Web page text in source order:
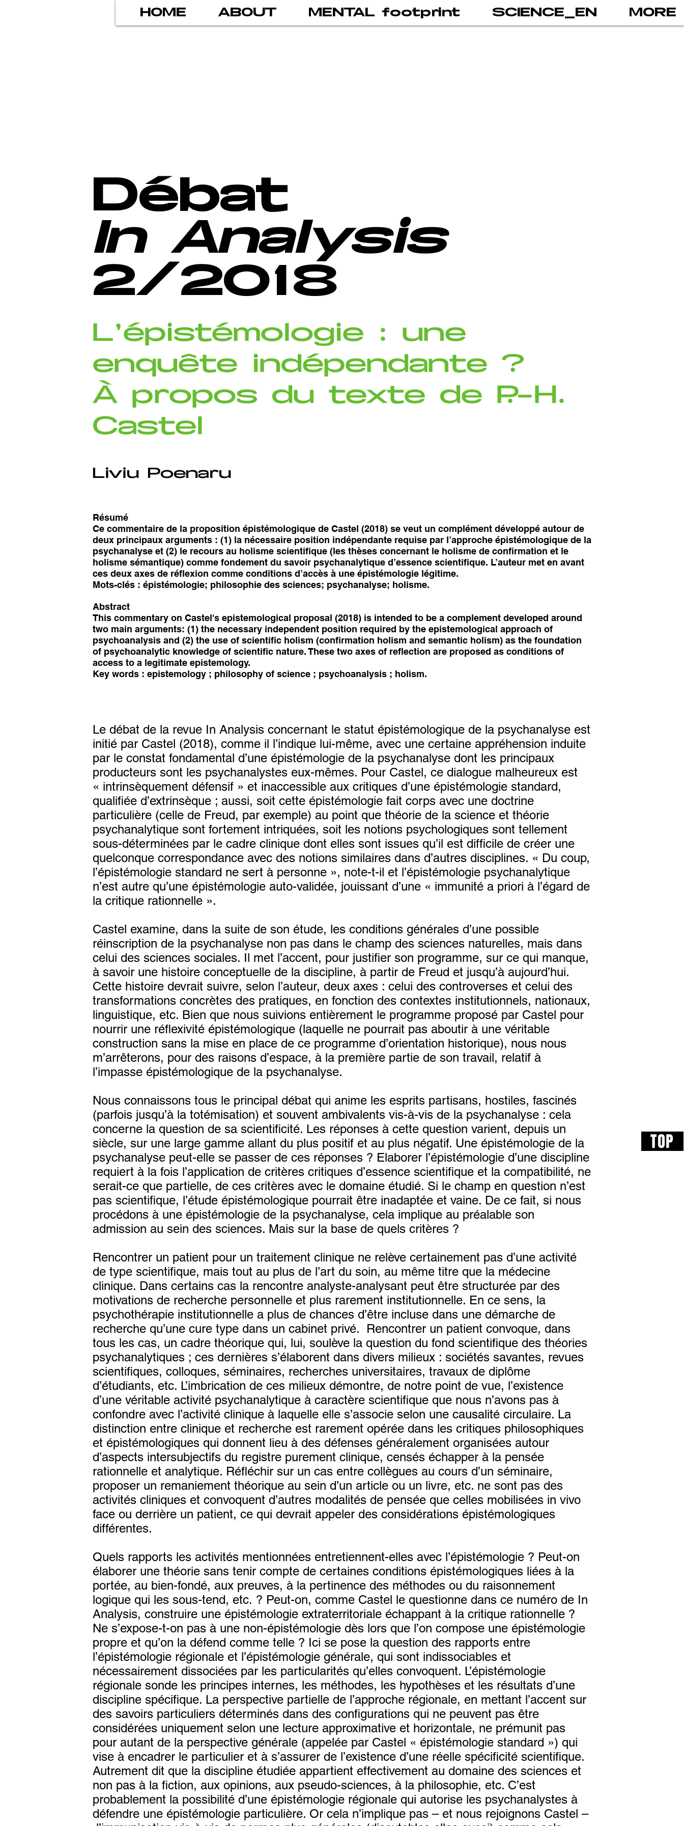
HOME ABOUT MENTAL footprint SCIENCE_EN MORE
TOP
Débat
In Analysis
2/2018
L’épistémologie : une
enquête indépendante ?
À propos du texte de P.-H.
Castel
Liviu Poenaru
Résumé
Ce commentaire de la proposition épistémologique de Castel (2018) se veut un complément développé autour de
deux principaux arguments : (1) la nécessaire position indépendante requise par l’approche épistémologique de la
psychanalyse et (2) le recours au holisme scientifique (les thèses concernant le holisme de confirmation et le
holisme sémantique) comme fondement du savoir psychanalytique d’essence scientifique. L’auteur met en avant
ces deux axes de réflexion comme conditions d’accès à une épistémologie légitime.
Mots-clés : épistémologie; philosophie des sciences; psychanalyse; holisme.
Abstract
This commentary on Castel's epistemological proposal (2018) is intended to be a complement developed around
two main arguments: (1) the necessary independent position required by the epistemological approach of
psychoanalysis and (2) the use of scientific holism (confirmation holism and semantic holism) as the foundation
of psychoanalytic knowledge of scientific nature. These two axes of reflection are proposed as conditions of
access to a legitimate epistemology.
Key words : epistemology ; philosophy of science ; psychoanalysis ; holism.
Le débat de la revue In Analysis concernant le statut épistémologique de la psychanalyse est
initié par Castel (2018), comme il l’indique lui-même, avec une certaine appréhension induite
par le constat fondamental d’une épistémologie de la psychanalyse dont les principaux
producteurs sont les psychanalystes eux-mêmes. Pour Castel, ce dialogue malheureux est
« intrinsèquement défensif » et inaccessible aux critiques d’une épistémologie standard,
qualifiée d’extrinsèque ; aussi, soit cette épistémologie fait corps avec une doctrine
particulière (celle de Freud, par exemple) au point que théorie de la science et théorie
psychanalytique sont fortement intriquées, soit les notions psychologiques sont tellement
sous-déterminées par le cadre clinique dont elles sont issues qu’il est difficile de créer une
quelconque correspondance avec des notions similaires dans d’autres disciplines. « Du coup,
l’épistémologie standard ne sert à personne », note-t-il et l’épistémologie psychanalytique
n’est autre qu’une épistémologie auto-validée, jouissant d’une « immunité a priori à l’égard de
la critique rationnelle ».
Castel examine, dans la suite de son étude, les conditions générales d’une possible
réinscription de la psychanalyse non pas dans le champ des sciences naturelles, mais dans
celui des sciences sociales. Il met l’accent, pour justifier son programme, sur ce qui manque,
à savoir une histoire conceptuelle de la discipline, à partir de Freud et jusqu’à aujourd’hui.
Cette histoire devrait suivre, selon l’auteur, deux axes : celui des controverses et celui des
transformations concrètes des pratiques, en fonction des contextes institutionnels, nationaux,
linguistique, etc. Bien que nous suivions entièrement le programme proposé par Castel pour
nourrir une réflexivité épistémologique (laquelle ne pourrait pas aboutir à une véritable
construction sans la mise en place de ce programme d’orientation historique), nous nous
m’arrêterons, pour des raisons d’espace, à la première partie de son travail, relatif à
l’impasse épistémologique de la psychanalyse.
Nous connaissons tous le principal débat qui anime les esprits partisans, hostiles, fascinés
(parfois jusqu’à la totémisation) et souvent ambivalents vis-à-vis de la psychanalyse : cela
concerne la question de sa scientificité. Les réponses à cette question varient, depuis un
siècle, sur une large gamme allant du plus positif et au plus négatif. Une épistémologie de la
psychanalyse peut-elle se passer de ces réponses ? Elaborer l’épistémologie d’une discipline
requiert à la fois l’application de critères critiques d’essence scientifique et la compatibilité, ne
serait-ce que partielle, de ces critères avec le domaine étudié. Si le champ en question n’est
pas scientifique, l’étude épistémologique pourrait être inadaptée et vaine. De ce fait, si nous
procédons à une épistémologie de la psychanalyse, cela implique au préalable son
admission au sein des sciences. Mais sur la base de quels critères ?
Rencontrer un patient pour un traitement clinique ne relève certainement pas d’une activité
de type scientifique, mais tout au plus de l’art du soin, au même titre que la médecine
clinique. Dans certains cas la rencontre analyste-analysant peut être structurée par des
motivations de recherche personnelle et plus rarement institutionnelle. En ce sens, la
psychothérapie institutionnelle a plus de chances d’être incluse dans une démarche de
recherche qu’une cure type dans un cabinet privé. Rencontrer un patient convoque, dans
tous les cas, un cadre théorique qui, lui, soulève la question du fond scientifique des théories
psychanalytiques ; ces dernières s’élaborent dans divers milieux : sociétés savantes, revues
scientifiques, colloques, séminaires, recherches universitaires, travaux de diplôme
d’étudiants, etc. L’imbrication de ces milieux démontre, de notre point de vue, l’existence
d’une véritable activité psychanalytique à caractère scientifique que nous n’avons pas à
confondre avec l’activité clinique à laquelle elle s’associe selon une causalité circulaire. La
distinction entre clinique et recherche est rarement opérée dans les critiques philosophiques
et épistémologiques qui donnent lieu à des défenses généralement organisées autour
d’aspects intersubjectifs du registre purement clinique, censés échapper à la pensée
rationnelle et analytique. Réfléchir sur un cas entre collègues au cours d’un séminaire,
proposer un remaniement théorique au sein d’un article ou un livre, etc. ne sont pas des
activités cliniques et convoquent d’autres modalités de pensée que celles mobilisées in vivo
face ou derrière un patient, ce qui devrait appeler des considérations épistémologiques
différentes.
Quels rapports les activités mentionnées entretiennent-elles avec l’épistémologie ? Peut-on
élaborer une théorie sans tenir compte de certaines conditions épistémologiques liées à la
portée, au bien-fondé, aux preuves, à la pertinence des méthodes ou du raisonnement
logique qui les sous-tend, etc. ? Peut-on, comme Castel le questionne dans ce numéro de In
Analysis, construire une épistémologie extraterritoriale échappant à la critique rationnelle ?
Ne s’expose-t-on pas à une non-épistémologie dès lors que l’on compose une épistémologie
propre et qu’on la défend comme telle ? Ici se pose la question des rapports entre
l’épistémologie régionale et l’épistémologie générale, qui sont indissociables et
nécessairement dissociées par les particularités qu’elles convoquent. L’épistémologie
régionale sonde les principes internes, les méthodes, les hypothèses et les résultats d’une
discipline spécifique. La perspective partielle de l’approche régionale, en mettant l’accent sur
des savoirs particuliers déterminés dans des configurations qui ne peuvent pas être
considérées uniquement selon une lecture approximative et horizontale, ne prémunit pas
pour autant de la perspective générale (appelée par Castel « épistémologie standard ») qui
vise à encadrer le particulier et à s’assurer de l’existence d’une réelle spécificité scientifique.
Autrement dit que la discipline étudiée appartient effectivement au domaine des sciences et
non pas à la fiction, aux opinions, aux pseudo-sciences, à la philosophie, etc. C’est
probablement la possibilité d’une épistémologie régionale qui autorise les psychanalystes à
défendre une épistémologie particulière. Or cela n’implique pas – et nous rejoignons Castel –